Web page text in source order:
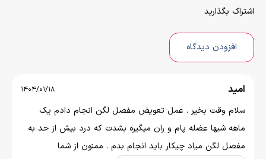
اشتراک بگذارید
افزودن دیدگاه
امید 1404/01/18
سلام وقت بخیر . عمل تعویض مفصل لگن انجام دادم یک
ماهه شبها عضله پام و ران میگیره بشدت که درد بیش از حد به
مفصل لگن میاد چیکار باید انجام بدم . ممنون از شما